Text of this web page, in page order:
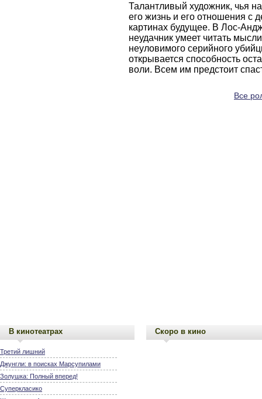
Талантливый художник, чья
его жизнь и его отношения с
картинах будущее. В Лос-
неудачник умеет читать
неуловимого серийного
открывается способность
воли. Всем им предстоит
Все
В кинотеатрах
Третий лишний
Джунгли: в поисках Марсупилами
Золушка: Полный вперед!
Суперкласико
Скоро в кино